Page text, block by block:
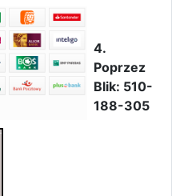
4.
Poprzez
Blik: 510-
188-305